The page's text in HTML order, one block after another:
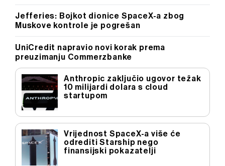
Jefferies: Bojkot dionice SpaceX-a zbog
Muskove kontrole je pogrešan
UniCredit napravio novi korak prema
preuzimanju Commerzbanke
Anthropic zaključio ugovor težak
10 milijardi dolara s cloud
startupom
Vrijednost SpaceX-a više će
odrediti Starship nego
finansijski pokazatelji